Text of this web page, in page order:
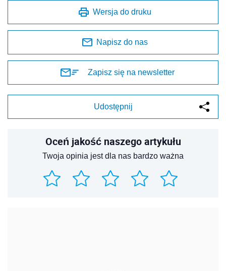
Wersja do druku
Napisz do nas
Zapisz się na newsletter
Udostępnij
Oceń jakość naszego artykułu
Twoja opinia jest dla nas bardzo ważna